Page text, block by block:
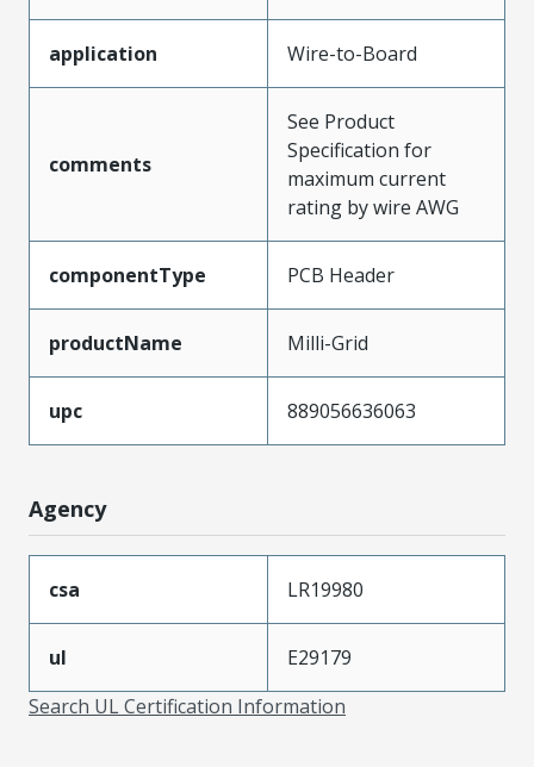
application Wire-to-Board
comments
See Product
Specification for
maximum current
rating by wire AWG
componentType PCB Header
productName Milli-Grid
upc 889056636063
Agency
csa LR19980
ul
E29179
Search UL Certification Information